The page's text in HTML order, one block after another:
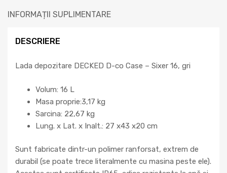
INFORMAȚII SUPLIMENTARE
DESCRIERE
Lada depozitare DECKED D-co Case – Sixer 16, gri
Volum: 16 L
Masa proprie:3,17 kg
Sarcina: 22,67 kg
Lung. x Lat. x Inalt.: 27 x43 x20 cm
Sunt fabricate dintr-un polimer ranforsat, extrem de
durabil (se poate trece literalmente cu masina peste ele).